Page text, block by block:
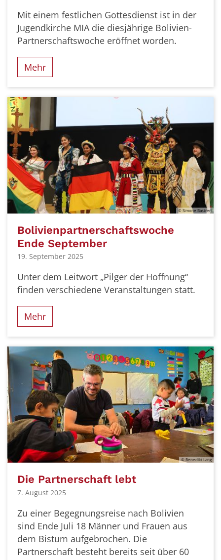
Mit einem festlichen Gottesdienst ist in der
Jugendkirche MIA die diesjährige Bolivien-
Partnerschaftswoche eröffnet worden.
Mehr
© Simone Bastreri
Bolivienpartnerschaftswoche
Ende September
19. September 2025
Unter dem Leitwort „Pilger der Hoffnung“
finden verschiedene Veranstaltungen statt.
Mehr
© Benedikt Lang
Die Partnerschaft lebt
7. August 2025
Zu einer Begegnungsreise nach Bolivien
sind Ende Juli 18 Männer und Frauen aus
dem Bistum aufgebrochen. Die
Partnerschaft besteht bereits seit über 60